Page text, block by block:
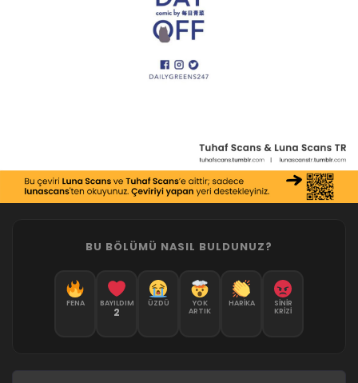
BU BÖLÜMÜ NASIL BULDUNUZ?
FENA BAYILDIM
2
ÜZDÜ
YOK
ARTIK
HARIKA
SINIR
KRIZI